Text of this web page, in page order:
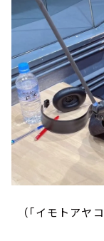
（「イモトア